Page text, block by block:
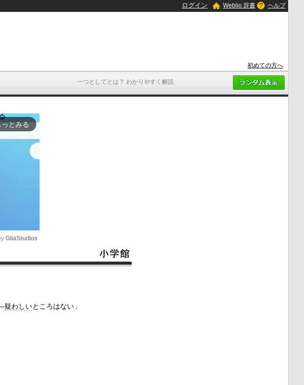
一つとしてとは？ わかりやすく解説
ログイン Weblio 辞書 ヘルプ
初めての方へ
っとみる
M
e
GliaStudios
疑わしいところはない」